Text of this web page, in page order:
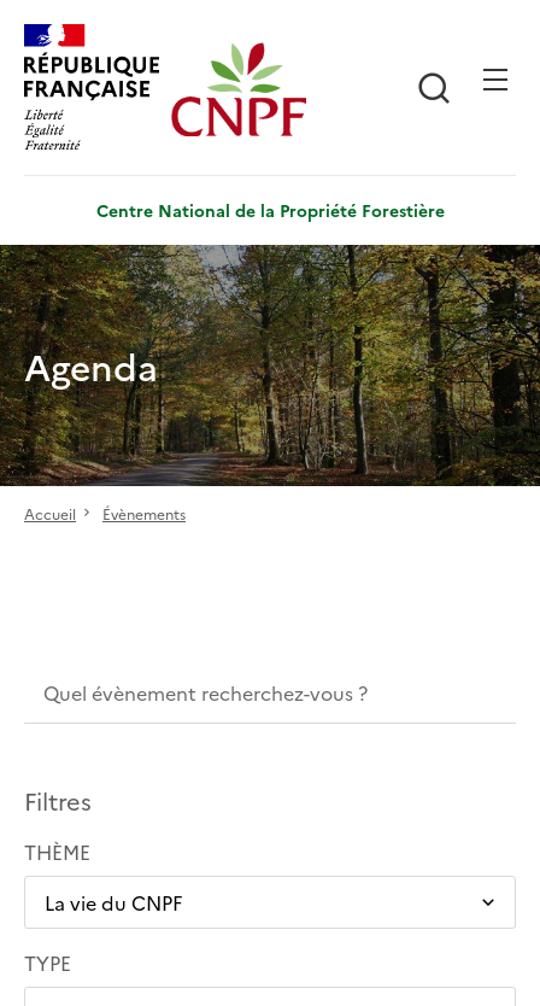
contenu
principal
Centre National de la Propriété Forestière
Agenda
Accueil Évènements
Filtres
THÈME
TYPE